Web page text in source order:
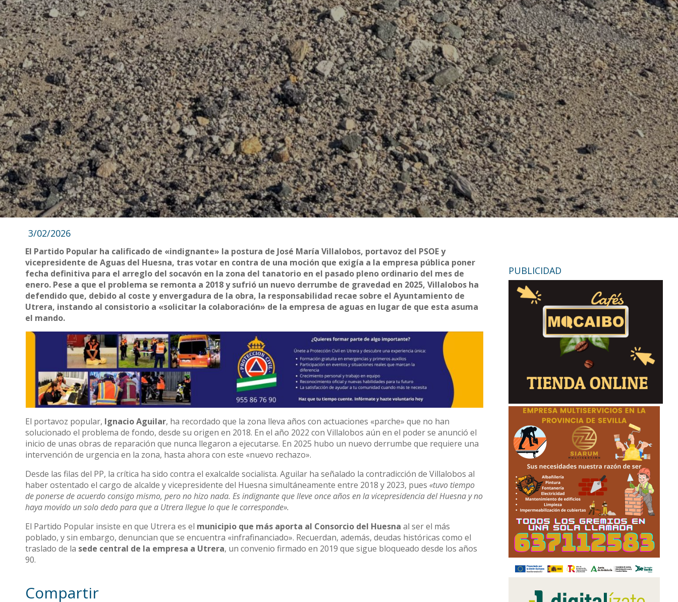
3/02/2026
El Partido Popular ha calificado de «indignante» la postura de José María Villalobos, portavoz del PSOE y
vicepresidente de Aguas del Huesna, tras votar en contra de una moción que exigía a la empresa pública poner
fecha definitiva para el arreglo del socavón en la zona del tanatorio en el pasado pleno ordinario del mes de
enero. Pese a que el problema se remonta a 2018 y sufrió un nuevo derrumbe de gravedad en 2025, Villalobos ha
defendido que, debido al coste y envergadura de la obra, la responsabilidad recae sobre el Ayuntamiento de
Utrera, instando al consistorio a «solicitar la colaboración» de la empresa de aguas en lugar de que esta asuma
el mando.
El portavoz popular, Ignacio Aguilar, ha recordado que la zona lleva años con actuaciones «parche» que no han
solucionado el problema de fondo, desde su origen en 2018. En el año 2022 con Villalobos aún en el poder se anunció el
inicio de unas obras de reparación que nunca llegaron a ejecutarse. En 2025 hubo un nuevo derrumbe que requiere una
intervención de urgencia en la zona, hasta ahora con este «nuevo rechazo».
Desde las filas del PP, la crítica ha sido contra el exalcalde socialista. Aguilar ha señalado la contradicción de Villalobos al
haber ostentado el cargo de alcalde y vicepresidente del Huesna simultáneamente entre 2018 y 2023, pues«tuvo tiempo
de ponerse de acuerdo consigo mismo, pero no hizo nada. Es indignante que lleve once años en la vicepresidencia del Huesna y no
haya movido un solo dedo para que a Utrera llegue lo que le corresponde».
El Partido Popular insiste en que Utrera es el municipio que más aporta al Consorcio del Huesna al ser el más
poblado, y sin embargo, denuncian que se encuentra «infrafinanciado». Recuerdan, además, deudas históricas como el
traslado de la sede central de la empresa a Utrera, un convenio firmado en 2019 que sigue bloqueado desde los años
90.
Compartir
PUBLICIDAD